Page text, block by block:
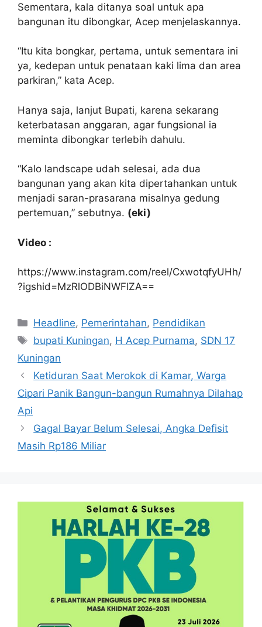
Sementara, kala ditanya soal untuk apa
bangunan itu dibongkar, Acep menjelaskannya.
“Itu kita bongkar, pertama, untuk sementara ini
ya, kedepan untuk penataan kaki lima dan area
parkiran,” kata Acep.
Hanya saja, lanjut Bupati, karena sekarang
keterbatasan anggaran, agar fungsional ia
meminta dibongkar terlebih dahulu.
“Kalo landscape udah selesai, ada dua
bangunan yang akan kita dipertahankan untuk
menjadi saran-prasarana misalnya gedung
pertemuan,” sebutnya. (eki)
Video :
https://www.instagram.com/reel/CxwotqfyUHh/
?igshid=MzRlODBiNWFlZA==
Kategori
Headline, Pemerintahan, Pendidikan
Tag
bupati Kuningan, H Acep Purnama, SDN 17
Kuningan
Ketiduran Saat Merokok di Kamar, Warga
Cipari Panik Bangun-bangun Rumahnya Dilahap
Api
Gagal Bayar Belum Selesai, Angka Defisit
Masih Rp186 Miliar